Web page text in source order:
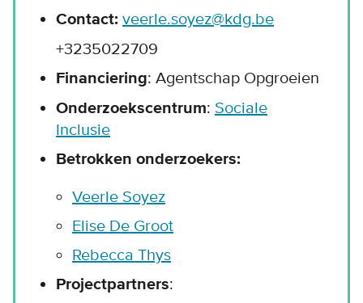
Contact: veerle.soyez@kdg.be
+3235022709
Financiering: Agentschap Opgroeien
Onderzoekscentrum: Sociale
Inclusie
Betrokken onderzoekers:
Veerle Soyez
Elise De Groot
Rebecca Thys
Projectpartners: